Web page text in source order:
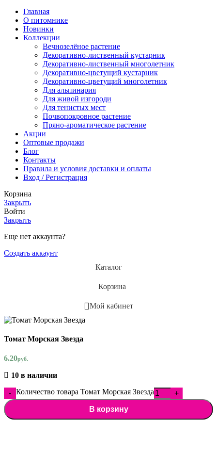
Главная
О питомнике
Новинки
Коллекции
Вечнозелёное растение
Декоративно-лиственный кустарник
Декоративно-лиственный многолетник
Декоративно-цветущий кустарник
Декоративно-цветущий многолетник
Для альпинария
Для живой изгороди
Для тенистых мест
Почвопокровное растение
Пряно-ароматическое растение
Акции
Оптовые продажи
Блог
Контакты
Правила и условия доставки и оплаты
Вход / Регистрация
Корзина
Закрыть
Войти
Закрыть
Еще нет аккаунта?
Создать аккаунт
Каталог
Корзина
Мой кабинет
Томат Морская Звезда
6.20руб.
10 в наличии
Количество товара Томат Морская Звезда
В корзину